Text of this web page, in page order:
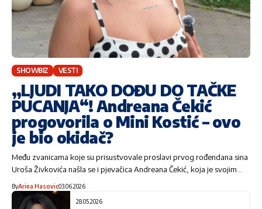
SHOWBIZ VESTI
„LJUDI TAKO DOĐU DO TAČKE
PUCANJA“! Andreana Čekić
progovorila o Mini Kostić – ovo
je bio okidač?
Među zvanicama koje su prisustvovale proslavi prvog rođendana sina
Uroša Živkovića našla se i pjevačica Andreana Čekić, koja je svojim…
ByArina Hasovic03.06.2026
28.05.2026